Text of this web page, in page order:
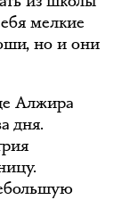
мелкие
но и они
Алжира
дня.